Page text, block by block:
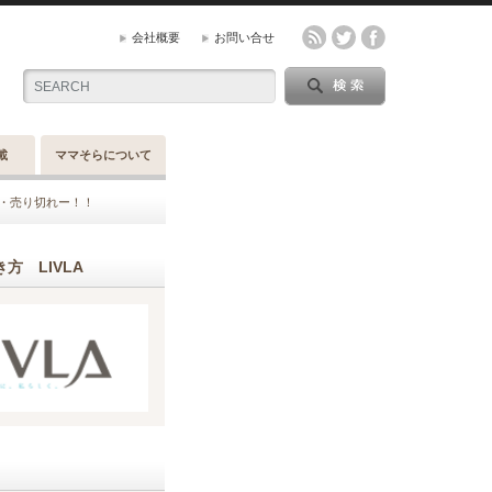
会社概要 お問い合せ
ママそらについて
売り切れー！！
方 LIVLA